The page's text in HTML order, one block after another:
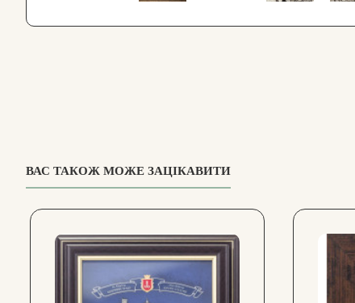
ВАС ТАКОЖ МОЖЕ ЗАЦІКАВИТИ